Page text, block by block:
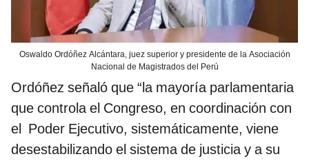
Oswaldo Ordóñez Alcántara, juez superior y presidente de la Asociación
Nacional de Magistrados del Perú
Ordóñez señaló que “la mayoría parlamentaria
que controla el Congreso, en coordinación con
el Poder Ejecutivo, sistemáticamente, viene
desestabilizando el sistema de justicia y a su